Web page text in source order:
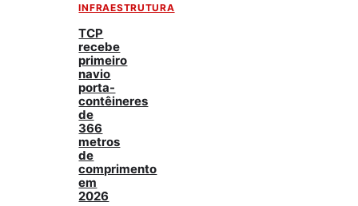
INFRAESTRUTURA
TCP
recebe
primeiro
navio
porta-
contêineres
de
366
metros
de
comprimento
em
2026